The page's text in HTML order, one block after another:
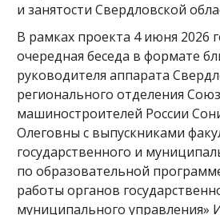
и занятости Свердловской
В рамках проекта 4 июня 2026
очередная беседа в формате
руководителя аппарата
регионального отделения
машиностроителей России
Олеговны с выпускниками
государственного и
по образовательной
работы органов
муниципального управления»